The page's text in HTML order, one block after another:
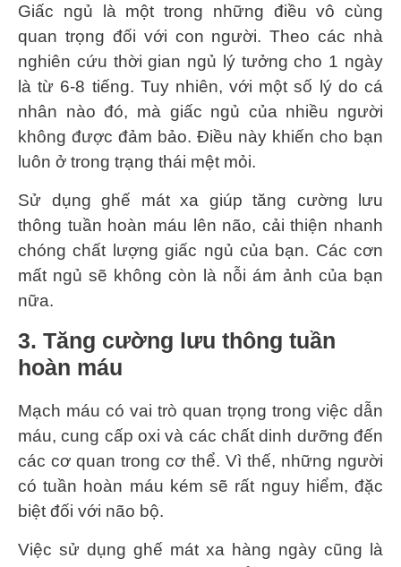
Giấc ngủ là một trong những điều vô cùng
quan trọng đối với con người. Theo các nhà
nghiên cứu thời gian ngủ lý tưởng cho 1 ngày
là từ 6-8 tiếng. Tuy nhiên, với một số lý do cá
nhân nào đó, mà giấc ngủ của nhiều người
không được đảm bảo. Điều này khiến cho bạn
luôn ở trong trạng thái mệt mỏi.
Sử dụng ghế mát xa giúp tăng cường lưu
thông tuần hoàn máu lên não, cải thiện nhanh
chóng chất lượng giấc ngủ của bạn. Các cơn
mất ngủ sẽ không còn là nỗi ám ảnh của bạn
nữa.
3. Tăng cường lưu thông tuần
hoàn máu
Mạch máu có vai trò quan trọng trong việc dẫn
máu, cung cấp oxi và các chất dinh dưỡng đến
các cơ quan trong cơ thể. Vì thế, những người
có tuần hoàn máu kém sẽ rất nguy hiểm, đặc
biệt đối với não bộ.
Việc sử dụng ghế mát xa hàng ngày cũng là